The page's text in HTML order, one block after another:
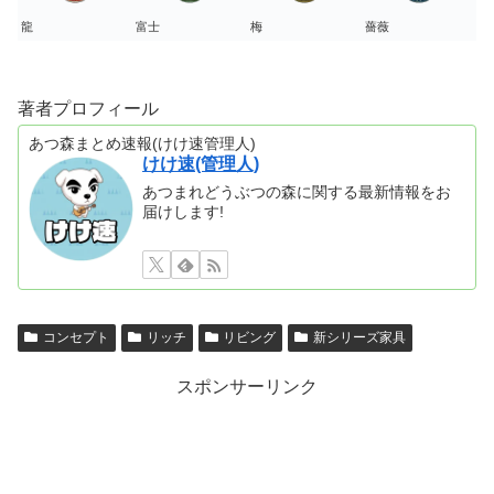
龍 富士 梅 薔薇
著者プロフィール
あつ森まとめ速報(けけ速管理人)
けけ速(管理人)
あつまれどうぶつの森に関する最新情報をお
届けします!
コンセプト リッチ リビング 新シリーズ家具
スポンサーリンク